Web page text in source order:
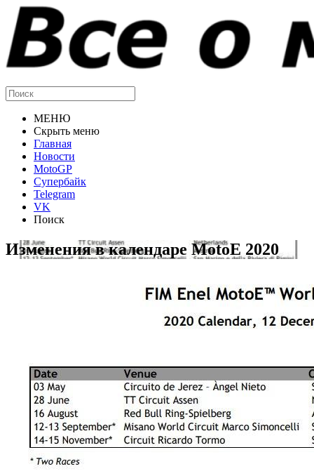
МЕНЮ
Скрыть меню
Главная
Новости
MotoGP
Супербайк
Telegram
VK
Поиск
Изменения в календаре MotoE 2020